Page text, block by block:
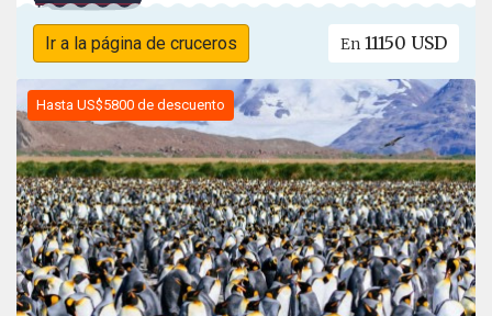
Ir a la página de cruceros En 11150 USD
Hasta US$5800 de descuento